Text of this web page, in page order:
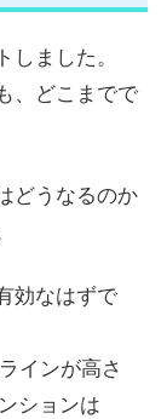
ました。
、どこまでで
どうなるのか
効なはずで
インが高さ
ションは